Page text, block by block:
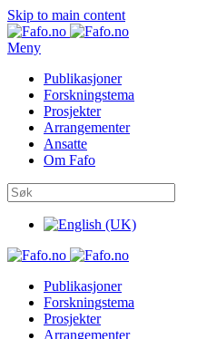
Skip to main content
Meny
Publikasjoner
Forskningstema
Prosjekter
Arrangementer
Ansatte
Om Fafo
Publikasjoner
Forskningstema
Prosjekter
Arrangementer